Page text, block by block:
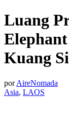
Luang
Kuang Si
porAireNomada
Asia, LAOS